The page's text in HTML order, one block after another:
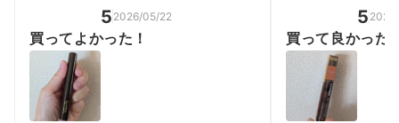
5 2026/05/22
買ってよかった！
5
買って良かった